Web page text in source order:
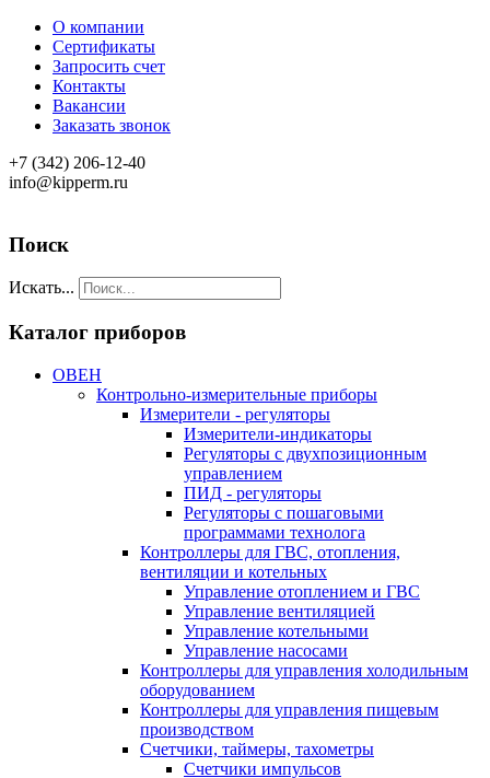
О компании
Сертификаты
Запросить счет
Контакты
Вакансии
Заказать звонок
+7 (342) 206-12-40
info@kipperm.ru
Поиск
Искать...
Каталог приборов
ОВЕН
Контрольно-измерительные приборы
Измерители - регуляторы
Измерители-индикаторы
Регуляторы с двухпозиционным
управлением
ПИД - регуляторы
Регуляторы с пошаговыми
программами технолога
Контроллеры для ГВС, отопления,
вентиляции и котельных
Управление отоплением и ГВС
Управление вентиляцией
Управление котельными
Управление насосами
Контроллеры для управления холодильным
оборудованием
Контроллеры для управления пищевым
производством
Счетчики, таймеры, тахометры
Счетчики импульсов